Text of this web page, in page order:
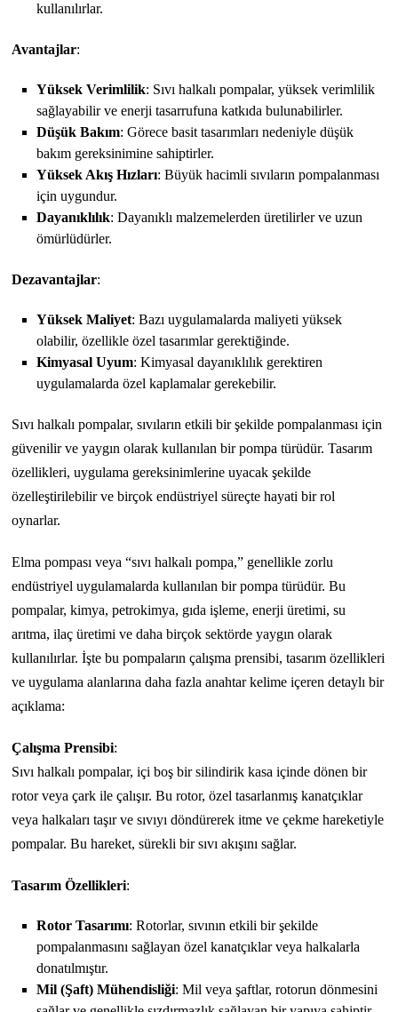
kullanılırlar.
Avantajlar:
Yüksek Verimlilik: Sıvı halkalı pompalar, yüksek verimlilik
sağlayabilir ve enerji tasarrufuna katkıda bulunabilirler.
Düşük Bakım: Görece basit tasarımları nedeniyle düşük
bakım gereksinimine sahiptirler.
Yüksek Akış Hızları: Büyük hacimli sıvıların pompalanması
için uygundur.
Dayanıklılık: Dayanıklı malzemelerden üretilirler ve uzun
ömürlüdürler.
Dezavantajlar:
Yüksek Maliyet: Bazı uygulamalarda maliyeti yüksek
olabilir, özellikle özel tasarımlar gerektiğinde.
Kimyasal Uyum: Kimyasal dayanıklılık gerektiren
uygulamalarda özel kaplamalar gerekebilir.
Sıvı halkalı pompalar, sıvıların etkili bir şekilde pompalanması için
güvenilir ve yaygın olarak kullanılan bir pompa türüdür. Tasarım
özellikleri, uygulama gereksinimlerine uyacak şekilde
özelleştirilebilir ve birçok endüstriyel süreçte hayati bir rol
oynarlar.
Elma pompası veya “sıvı halkalı pompa,” genellikle zorlu
endüstriyel uygulamalarda kullanılan bir pompa türüdür. Bu
pompalar, kimya, petrokimya, gıda işleme, enerji üretimi, su
arıtma, ilaç üretimi ve daha birçok sektörde yaygın olarak
kullanılırlar. İşte bu pompaların çalışma prensibi, tasarım özellikleri
ve uygulama alanlarına daha fazla anahtar kelime içeren detaylı bir
açıklama:
Çalışma Prensibi:
Sıvı halkalı pompalar, içi boş bir silindirik kasa içinde dönen bir
rotor veya çark ile çalışır. Bu rotor, özel tasarlanmış kanatçıklar
veya halkaları taşır ve sıvıyı döndürerek itme ve çekme hareketiyle
pompalar. Bu hareket, sürekli bir sıvı akışını sağlar.
Tasarım Özellikleri:
Rotor Tasarımı: Rotorlar, sıvının etkili bir şekilde
pompalanmasını sağlayan özel kanatçıklar veya halkalarla
donatılmıştır.
Mil (Şaft) Mühendisliği: Mil veya şaftlar, rotorun dönmesini